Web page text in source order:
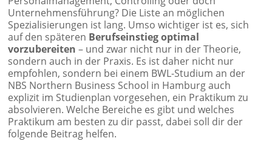
Unternehmensführung? Die Liste an möglichen
Spezialisierungen ist lang. Umso wichtiger ist es, sich
auf den späteren Berufseinstieg optimal
vorzubereiten – und zwar nicht nur in der Theorie,
sondern auch in der Praxis. Es ist daher nicht nur
empfohlen, sondern bei einem BWL-Studium an der
NBS Northern Business School in Hamburg auch
explizit im Studienplan vorgesehen, ein Praktikum zu
absolvieren. Welche Bereiche es gibt und welches
Praktikum am besten zu dir passt, dabei soll dir der
folgende Beitrag helfen.